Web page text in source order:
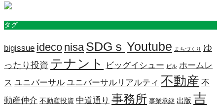
タグ
bigissue ideco nisa SDGｓ Youtube まちづくり ゆ
ったり投資 テナント ビッグイシュー ビル ホームレ
ス ユニバーサル ユニバーサルリアルティ 不動産 不
動産仲介 不動産投資 中道通り 事務所 事業承継 出版 吉